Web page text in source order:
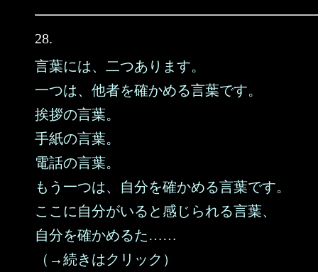
28.
言葉には、二つあります。
一つは、他者を確かめる言葉です。
挨拶の言葉。
手紙の言葉。
電話の言葉。
もう一つは、自分を確かめる言葉です。
ここに自分がいると感じられる言葉、
自分を確かめるた……
（→続きはクリック）